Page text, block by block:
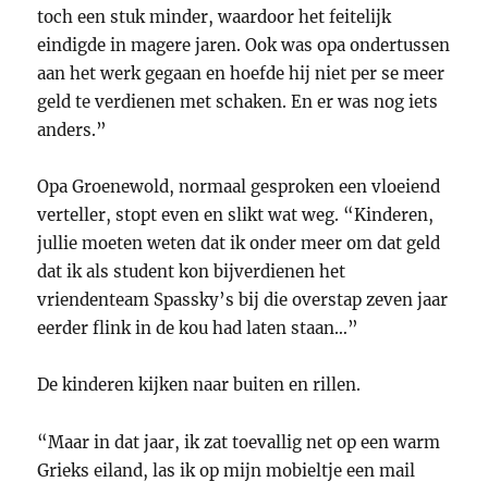
toch een stuk minder, waardoor het feitelijk
eindigde in magere jaren. Ook was opa ondertussen
aan het werk gegaan en hoefde hij niet per se meer
geld te verdienen met schaken. En er was nog iets
anders.”
Opa Groenewold, normaal gesproken een vloeiend
verteller, stopt even en slikt wat weg. “Kinderen,
jullie moeten weten dat ik onder meer om dat geld
dat ik als student kon bijverdienen het
vriendenteam Spassky’s bij die overstap zeven jaar
eerder flink in de kou had laten staan…”
De kinderen kijken naar buiten en rillen.
“Maar in dat jaar, ik zat toevallig net op een warm
Grieks eiland, las ik op mijn mobieltje een mail